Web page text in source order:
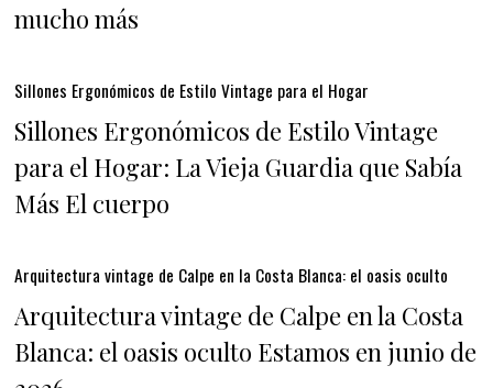
mucho más
Sillones Ergonómicos de Estilo Vintage para el Hogar
Sillones Ergonómicos de Estilo Vintage
para el Hogar: La Vieja Guardia que Sabía
Más El cuerpo
Arquitectura vintage de Calpe en la Costa Blanca: el oasis oculto
Arquitectura vintage de Calpe en la Costa
Blanca: el oasis oculto Estamos en junio de